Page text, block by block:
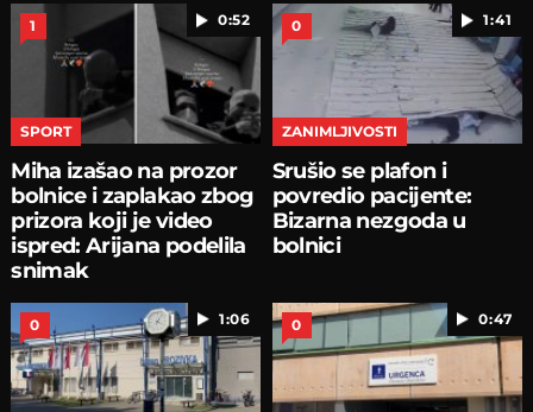
0:52
1
SPORT
Miha izašao na prozor
bolnice i zaplakao zbog
prizora koji je video
ispred: Arijana podelila
snimak
1:41
0
ZANIMLJIVOSTI
Srušio se plafon i
povredio pacijente:
Bizarna nezgoda u
bolnici
1:06
0 0:47
0